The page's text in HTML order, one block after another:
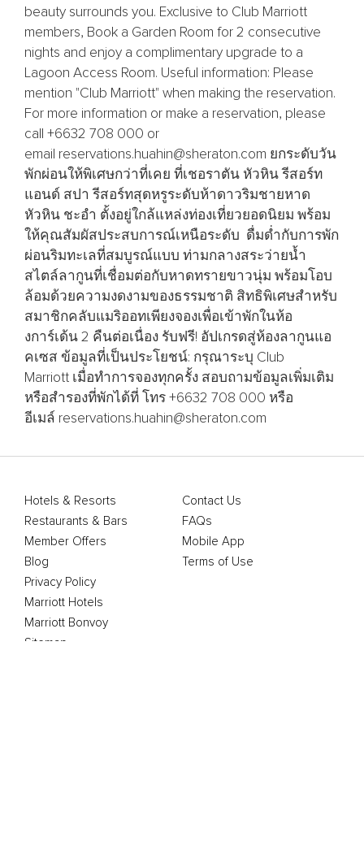
beauty surrounds you. Exclusive to Club Marriott
members, Book a Garden Room for 2 consecutive
nights and enjoy a complimentary upgrade to a
Lagoon Access Room. Useful information: Please
mention "Club Marriott" when making the reservation.
For more information or make a reservation, please
call +6632 708 000 or
email reservations.huahin@sheraton.com ยกระดับวัน
พักผ่อนให้พิเศษกว่าที่เคย ที่เชอราตัน หัวหิน รีสอร์ท
แอนด์ สปา รีสอร์ทสุดหรูระดับห้าดาวริมชายหาด
หัวหิน ชะอำ ตั้งอยู่ใกล้แหล่งท่องเที่ยวยอดนิยม พร้อม
ให้คุณสัมผัสประสบการณ์เหนือระดับ ดื่มด่ำกับการพัก
ผ่อนริมทะเลที่สมบูรณ์แบบ ท่ามกลางสระว่ายน้ำ
สไตล์ลากูนที่เชื่อมต่อกับหาดทรายขาวนุ่ม พร้อมโอบ
ล้อมด้วยความงดงามของธรรมชาติ สิทธิพิเศษสำหรับ
สมาชิกคลับแมริออทเพียงจองเพื่อเข้าพักในห้อ
งการ์เด้น 2 คืนต่อเนื่อง รับฟรี! อัปเกรดสู่ห้องลากูนแอ
คเซส ข้อมูลที่เป็นประโยชน์: กรุณาระบุ Club
Marriott เมื่อทำการจองทุกครั้ง สอบถามข้อมูลเพิ่มเติม
หรือสำรองที่พักได้ที่ โทร +6632 708 000 หรือ
อีเมล์ reservations.huahin@sheraton.com
Hotels & Resorts
Restaurants & Bars
Member Offers
Blog
Contact Us
FAQs
Mobile App
Terms of Use
Privacy Policy
Marriott Hotels
Marriott Bonvoy
Sitemap